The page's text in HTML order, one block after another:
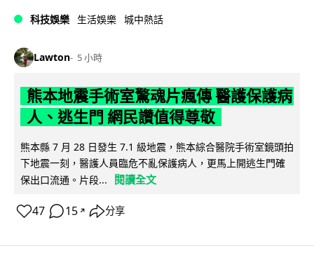
科技娛樂 生活娛樂 城中熱話
Lawton 5 小時
熊本地震手術室驚魂片瘋傳 醫護保護病
人、逃生門 網民讚值得尊敬
熊本縣 7 月 28 日發生 7.1 級地震，熊本綜合醫院手術室鏡頭拍
下地震一刻，醫護人員臨危不亂保護病人，更馬上開逃生門確
保出口流通。片段...
閱讀全文
47 15 ↗ 分享